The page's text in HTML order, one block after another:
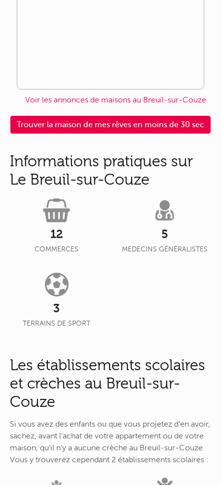
Voir les annonces de maisons au Breuil-sur-Couze
Trouver la maison de mes rêves en moins de 30 sec
Informations pratiques sur
Le Breuil-sur-Couze
12
COMMERCES
5
MEDECINS GÉNÉRALISTES
3
TERRAINS DE SPORT
Les établissements scolaires
et crèches au Breuil-sur-
Couze
Si vous avez des enfants ou que vous projetez d'en avoir,
sachez, avant l'achat de votre appartement ou de votre
maison, qu'il n'y a aucune crèche au Breuil-sur-Couze.
Vous y trouverez cependant 2 établissements scolaires :